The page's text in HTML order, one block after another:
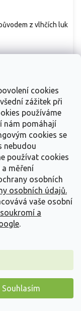
cookies
zážitek při
používáme
nám pomáhají
cookies se
nebudou
používat cookies
měření
osobních
osobních údajů.
vaše osobní
a
.
Souhlasím
z vlhčích luk
- Saxifraga x